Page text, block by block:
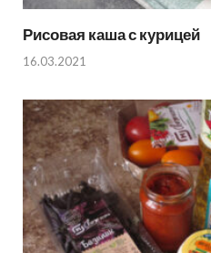
Рисовая каша с курицей
16.03.2021